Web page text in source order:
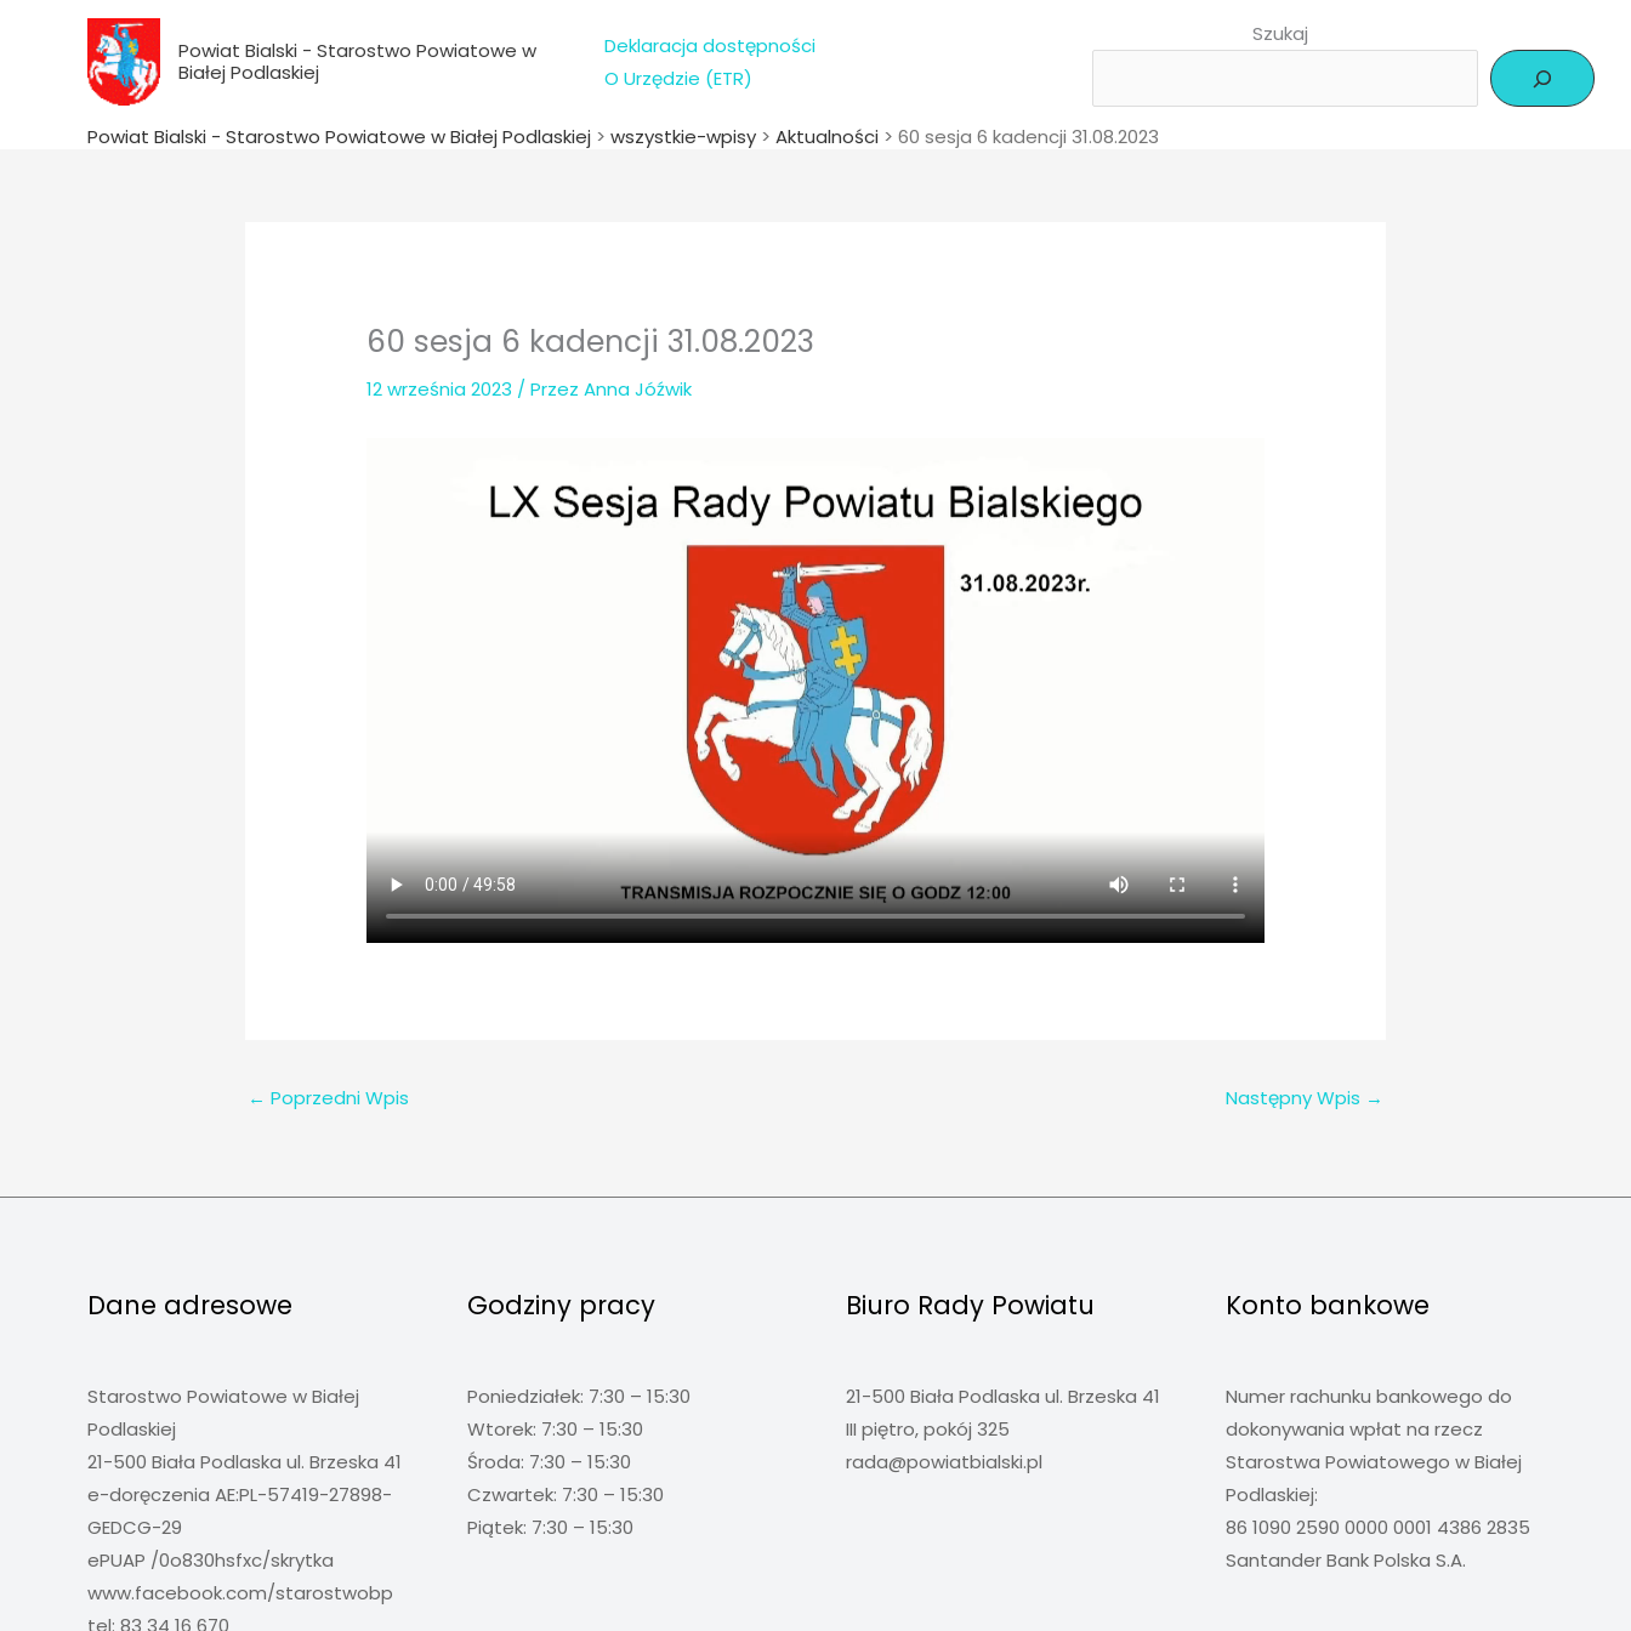
Powiat Bialski - Starostwo Powiatowe w
Białej Podlaskiej
Deklaracja dostępności
O Urzędzie (ETR)
Szukaj
Powiat Bialski - Starostwo Powiatowe w Białej Podlaskiej > wszystkie-wpisy > Aktualności > 60 sesja 6 kadencji 31.08.2023
60 sesja 6 kadencji 31.08.2023
12 września 2023 / PrzezAnna Jóźwik
← Poprzedni Wpis Następny Wpis →
Dane adresowe
Starostwo Powiatowe w Białej
Podlaskiej
21-500 Biała Podlaska ul. Brzeska 41
e-doręczenia AE:PL-57419-27898-
GEDCG-29
ePUAP /0o830hsfxc/skrytka
www.facebook.com/starostwobp
Godziny pracy
Poniedziałek: 7:30 – 15:30
Wtorek: 7:30 – 15:30
Środa: 7:30 – 15:30
Czwartek: 7:30 – 15:30
Piątek: 7:30 – 15:30
Biuro Rady Powiatu
21-500 Biała Podlaska ul. Brzeska 41
III piętro, pokój 325
rada@powiatbialski.pl
Konto bankowe
Numer rachunku bankowego do
dokonywania wpłat na rzecz
Starostwa Powiatowego w Białej
Podlaskiej:
86 1090 2590 0000 0001 4386 2835
Santander Bank Polska S.A.